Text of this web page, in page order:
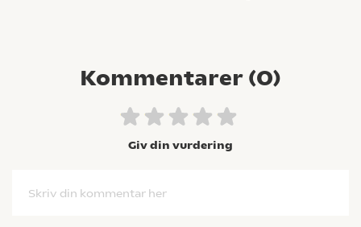
Kommentarer (0)
Giv din vurdering
Skriv din kommentar her